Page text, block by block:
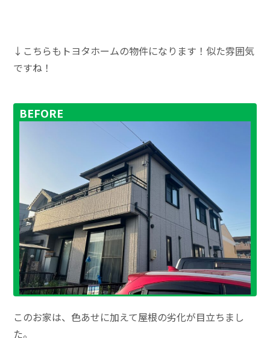
↓こちらもトヨタホームの物件になります！似た雰囲気
ですね！
BEFORE
このお家は、色あせに加えて屋根の劣化が目立ちまし
た。